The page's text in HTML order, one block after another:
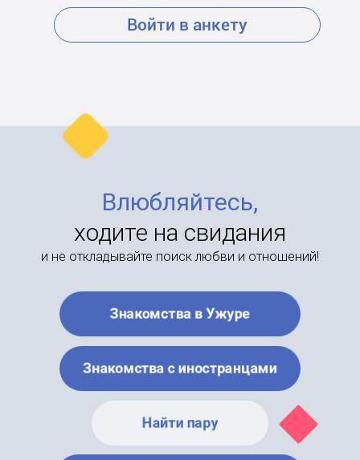
Войти в анкету
Влюбляйтесь,
ходите на свидания
и не откладывайте поиск любви и отношений!
Знакомства в Ужуре
Знакомства с иностранцами
Найти пару